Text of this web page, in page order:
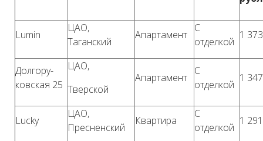
Lumin
ЦАО,
Таганский
Апартамент
С
отделкой
1
Долгору-
ковская 25
ЦАО,
Тверской
Апартамент
С
отделкой
1
Lucky
ЦАО,
Пресненский
Квартира
С
отделкой
1